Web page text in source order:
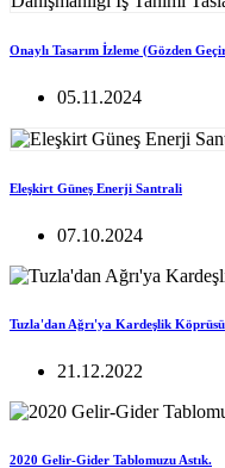
Onaylı Tasarım İzleme (Gözden
05.11.2024
Eleşkirt Güneş Enerji Santrali
07.10.2024
Tuzla'dan Ağrı'ya Kardeşlik Köprüsü
21.12.2022
2020 Gelir-Gider Tablomuzu Astık.